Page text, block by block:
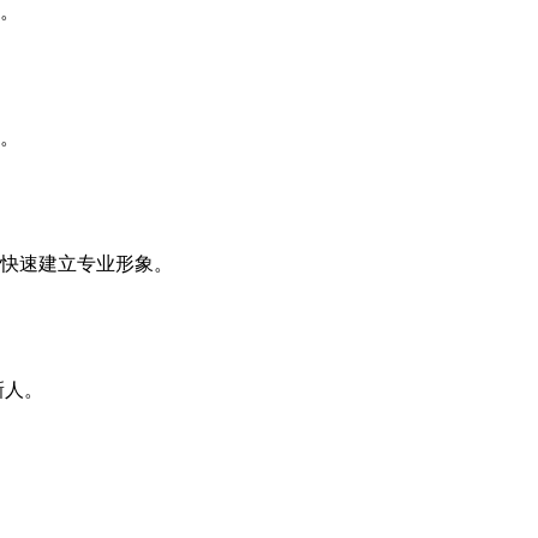
速建立专业形象。
。